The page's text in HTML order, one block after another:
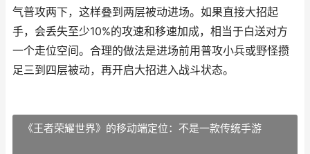
气普攻两下，这样叠到两层被动进场。如果直接大招起
手，会丢失至少10%的攻速和移速加成，相当于白送对方
一个走位空间。合理的做法是进场前用普攻小兵或野怪攒
足三到四层被动，再开启大招进入战斗状态。
《王者荣耀世界》的移动端定位：不是一款传统手游